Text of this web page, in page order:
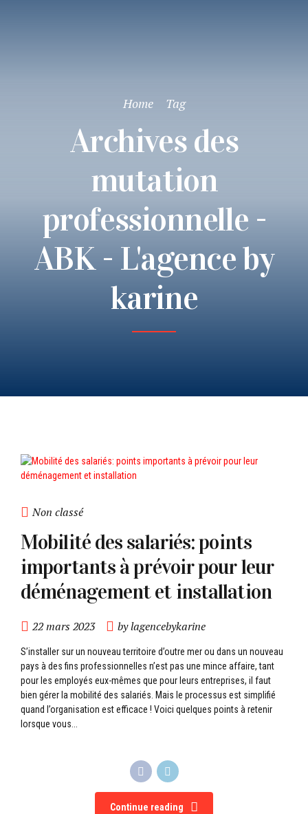
Home Tag
Archives des
mutation
professionnelle -
ABK - L'agence by
karine
Non classé
Mobilité des salariés: points
importants à prévoir pour leur
déménagement et installation
22 mars 2023 by lagencebykarine
S’installer sur un nouveau territoire d’outre mer ou dans un nouveau
pays à des fins professionnelles n’est pas une mince affaire, tant
pour les employés eux-mêmes que pour leurs entreprises, il faut
bien gérer la mobilité des salariés. Mais le processus est simplifié
quand l’organisation est efficace ! Voici quelques points à retenir
lorsque vous...
Continue reading